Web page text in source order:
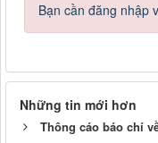
Bạn cần đăng nhập
Những tin mới hơn
Thông cáo báo chí